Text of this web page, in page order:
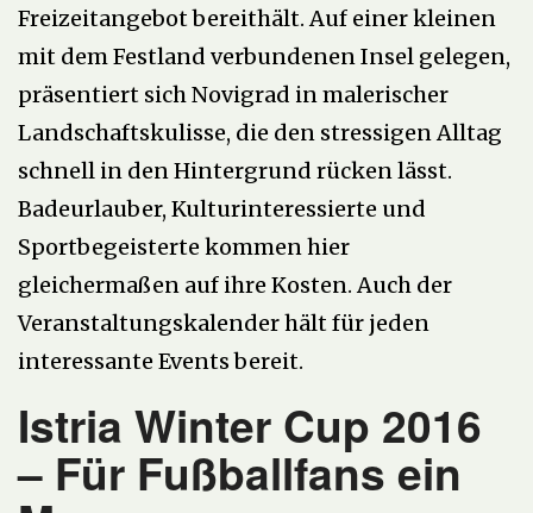
Freizeitangebot bereithält. Auf einer kleinen
mit dem Festland verbundenen Insel gelegen,
präsentiert sich Novigrad in malerischer
Landschaftskulisse, die den stressigen Alltag
schnell in den Hintergrund rücken lässt.
Badeurlauber, Kulturinteressierte und
Sportbegeisterte kommen hier
gleichermaßen auf ihre Kosten. Auch der
Veranstaltungskalender hält für jeden
interessante Events bereit.
Istria Winter Cup 2016
– Für Fußballfans ein